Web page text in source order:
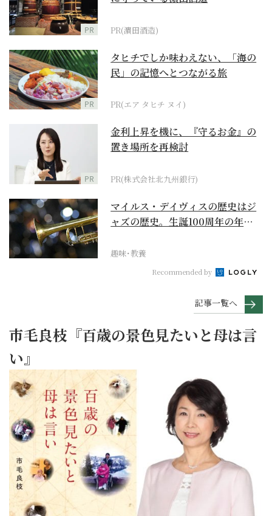
PR PR(濵田酒造)
PR
タヒチでしか味わえない、「海の
民」の記憶へとつながる旅
PR(エア タヒチ ヌイ)
PR
金利上昇を機に、『守るお金』の
置き場所を再検討
PR(株式会社北九州銀行)
マイルス・デイヴィスの歴史はジ
ャズの歴史。生誕100周年の年に
趣味･教養
Recommended by
記事一覧へ
市毛良枝『百歳の景色見たいと母は言
い』